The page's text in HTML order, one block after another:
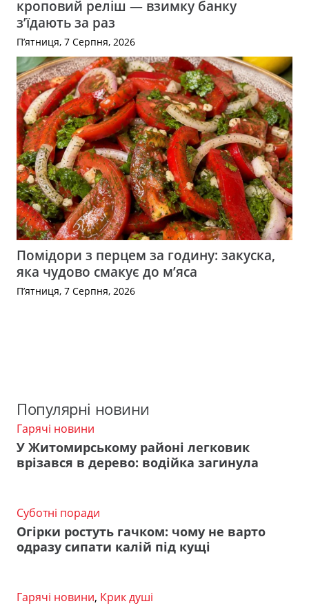
кроповий реліш — взимку банку
з’їдають за раз
П’ятниця, 7 Серпня, 2026
Помідори з перцем за годину: закуска,
яка чудово смакує до м’яса
П’ятниця, 7 Серпня, 2026
Популярні новини
Гарячі новини
У Житомирському районі легковик
врізався в дерево: водійка загинула
Суботні поради
Огірки ростуть гачком: чому не варто
одразу сипати калій під кущі
Гарячі новини, Крик душі